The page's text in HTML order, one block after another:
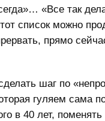
«Все так
список можно
прямо
шаг по
гуляем сама
в 40 лет,